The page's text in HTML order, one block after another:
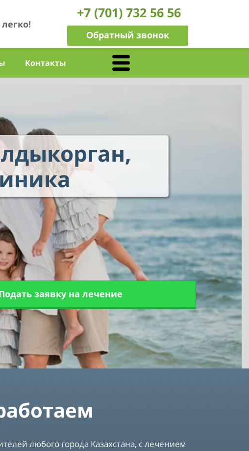
+7 (701) 732 56 56
Обратный звонок
Контакты
заявку на лечение
любого города Казахстана, с лечением